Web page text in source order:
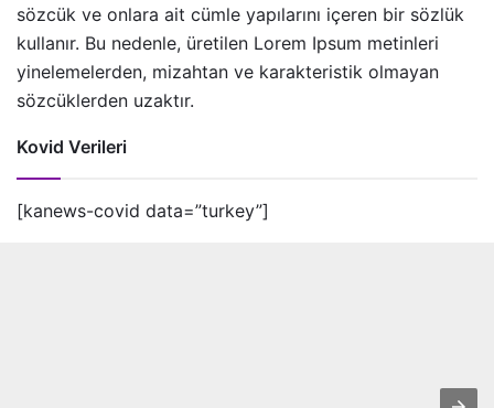
sözcük ve onlara ait cümle yapılarını içeren bir sözlük
kullanır. Bu nedenle, üretilen Lorem Ipsum metinleri
yinelemelerden, mizahtan ve karakteristik olmayan
sözcüklerden uzaktır.
Kovid Verileri
[kanews-covid data=”turkey”]